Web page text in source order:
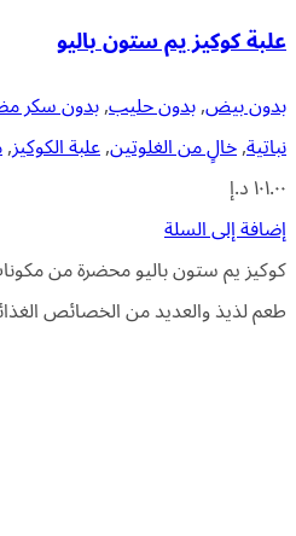
علبة كوكيز يم ستون باليو
بدون بيض,بدون حليب,بدون سكر
نباتية,خالٍ من الغلوتين,علبة الكوكيز,
١٠١.٠٠د.إ
إضافة إلى السلة
كوكيز يم ستون باليو محضرة من
طعم لذيذ والعديد من الخصائص